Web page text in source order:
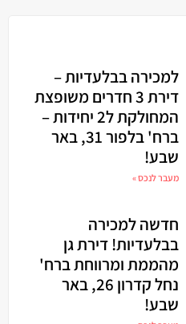
למכירה בבלעדיות –
דירת 3 חדרים משופצת
המחולקת ל2 יחידות –
ברח' בלפור 31, באר
שבע!
מעבר לנכס »
חדשה למכירה
בבלעדיות! דירת גן
מהממת ומרווחת ברח'
נחל קדרון 26, באר
שבע!